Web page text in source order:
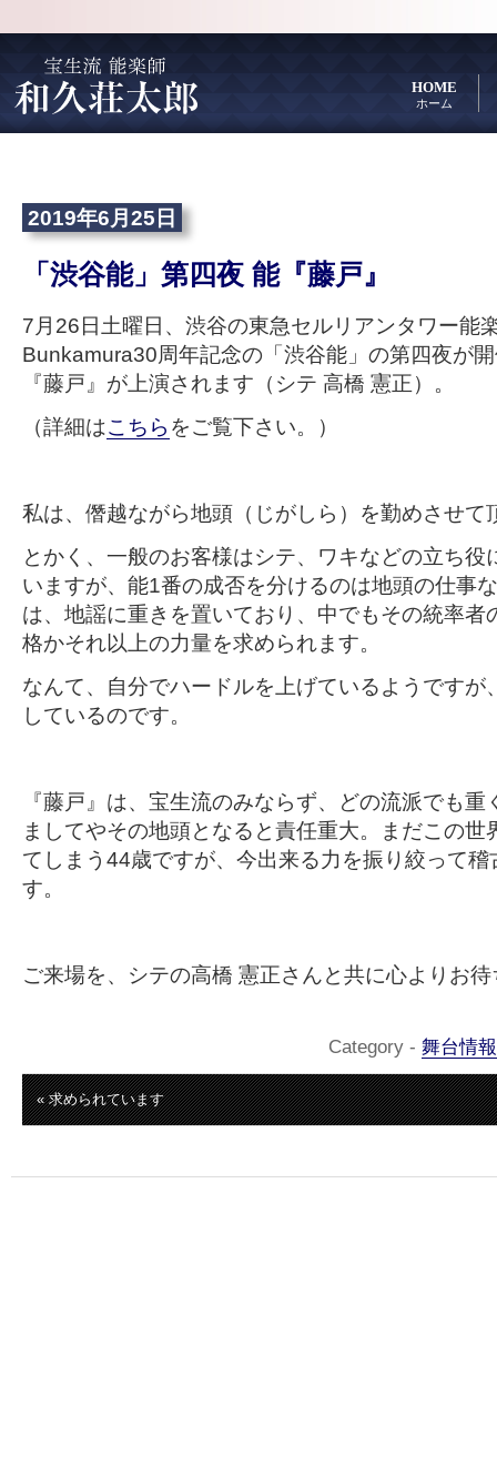
HOME
ホーム
2019年6月25日
「渋谷能」第四夜 能『藤戸』
7月26日土曜日、渋谷の東急セルリアンタワー能
Bunkamura30周年記念の「渋谷能」の第四夜が
『藤戸』が上演されます（シテ 高橋 憲正）。
（詳細はこちら をご覧下さい。）
私は、僭越ながら地頭（じがしら）を勤めさせて
とかく、一般のお客様はシテ、ワキなどの立ち役
いますが、能1番の成否を分けるのは地頭の仕事
は、地謡に重きを置いており、中でもその統率者
格かそれ以上の力量を求められます。
なんて、自分でハードルを上げているようですが
しているのです。
『藤戸』は、宝生流のみならず、どの流派でも
ましてやその地頭となると責任重大。まだこの世
てしまう44歳ですが、今出来る力を振り絞って
す。
ご来場を、シテの高橋 憲正さんと共に心よりお
Category - 舞台情報
« 求められています